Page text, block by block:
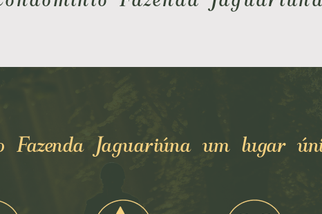
Fazenda Jaguariúna um lugar